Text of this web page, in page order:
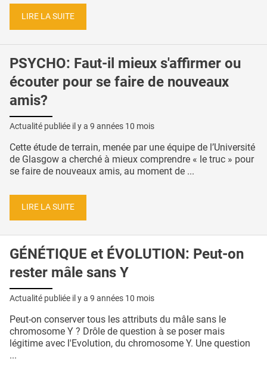
LIRE LA SUITE
PSYCHO: Faut-il mieux s'affirmer ou
écouter pour se faire de nouveaux
amis?
Actualité publiée il y a 9 années 10 mois
Cette étude de terrain, menée par une équipe de l’Université
de Glasgow a cherché à mieux comprendre « le truc » pour
se faire de nouveaux amis, au moment de ...
LIRE LA SUITE
GÉNÉTIQUE et ÉVOLUTION: Peut-on
rester mâle sans Y
Actualité publiée il y a 9 années 10 mois
Peut-on conserver tous les attributs du mâle sans le
chromosome Y ? Drôle de question à se poser mais
légitime avec l'Evolution, du chromosome Y. Une question
...